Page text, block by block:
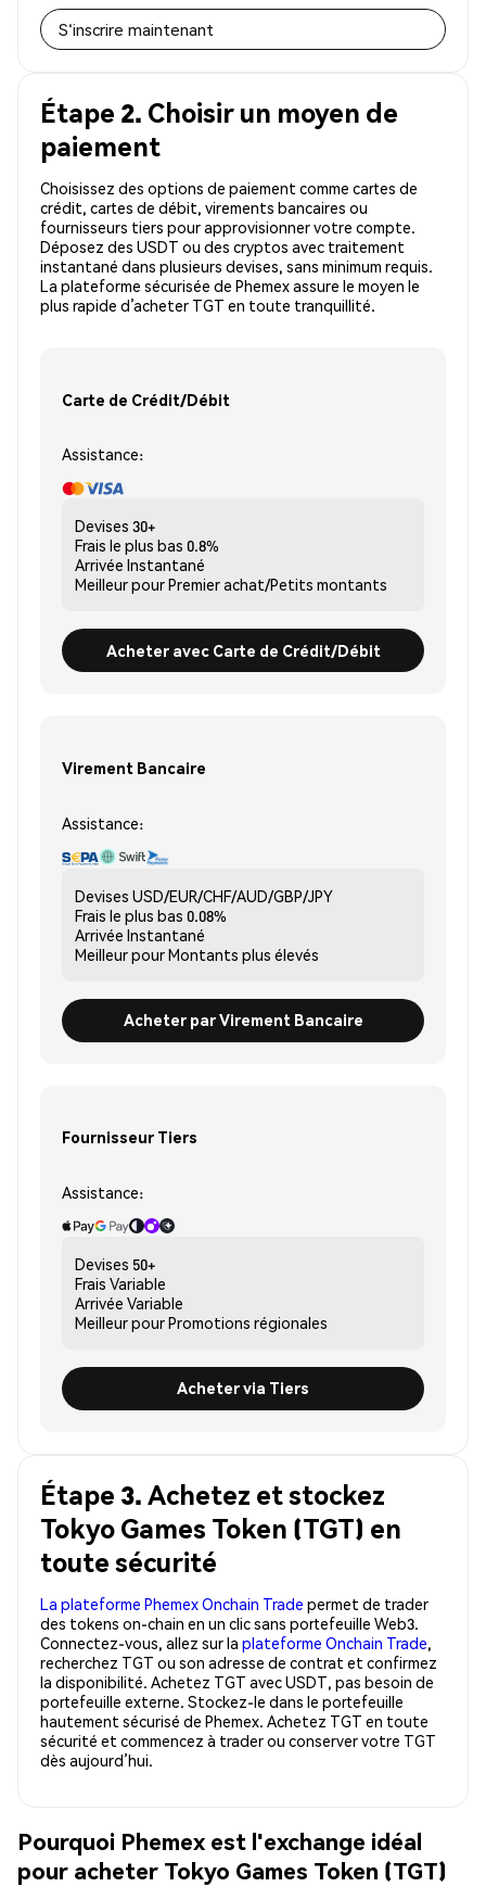
S'inscrire maintenant
Étape 2. Choisir un moyen de
paiement
Choisissez des options de paiement comme cartes de
crédit, cartes de débit, virements bancaires ou
fournisseurs tiers pour approvisionner votre compte.
Déposez des USDT ou des cryptos avec traitement
instantané dans plusieurs devises, sans minimum requis.
La plateforme sécurisée de Phemex assure le moyen le
plus rapide d’acheter TGT en toute tranquillité.
Carte de Crédit/Débit
Assistance:
Devises 30+
Frais le plus bas 0.8%
Arrivée Instantané
Meilleur pourPremier achat/Petits montants
Acheter avec Carte de Crédit/Débit
Virement Bancaire
Assistance:
Devises USD/EUR/CHF/AUD/GBP/JPY
Frais le plus bas 0.08%
Arrivée Instantané
Meilleur pourMontants plus élevés
Acheter par Virement Bancaire
Fournisseur Tiers
Assistance:
Devises 50+
Frais Variable
Arrivée Variable
Meilleur pourPromotions régionales
Acheter via Tiers
Étape 3. Achetez et stockez
Tokyo Games Token (TGT) en
toute sécurité
La plateforme Phemex Onchain Trade permet de trader
des tokens on-chain en un clic sans portefeuille Web3.
Connectez-vous, allez sur la plateforme Onchain Trade,
recherchez TGT ou son adresse de contrat et confirmez
la disponibilité. Achetez TGT avec USDT, pas besoin de
portefeuille externe. Stockez-le dans le portefeuille
hautement sécurisé de Phemex. Achetez TGT en toute
sécurité et commencez à trader ou conserver votre TGT
dès aujourd’hui.
Pourquoi Phemex est l'exchange idéal
pour acheter Tokyo Games Token (TGT)